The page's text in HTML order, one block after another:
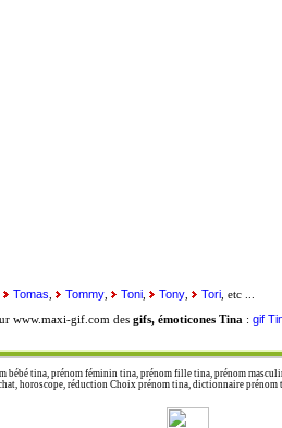
Tomas Tommy Toni Tony Tori , etc ...
www.maxi-gif.com des gifs, émoticones Tina : gif
tina, prénom féminin tina, prénom fille tina, prénom
horoscope, réduction Choix prénom tina, dictionnaire